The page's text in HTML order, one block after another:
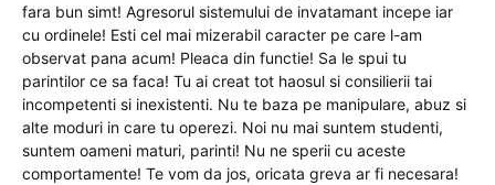
fara bun simt! Agresorul sistemului de invatamant incepe iar
cu ordinele! Esti cel mai mizerabil caracter pe care l-am
observat pana acum! Pleaca din functie! Sa le spui tu
parintilor ce sa faca! Tu ai creat tot haosul si consilierii tai
incompetenti si inexistenti. Nu te baza pe manipulare, abuz si
alte moduri in care tu operezi. Noi nu mai suntem studenti,
suntem oameni maturi, parinti! Nu ne sperii cu aceste
comportamente! Te vom da jos, oricata greva ar fi necesara!